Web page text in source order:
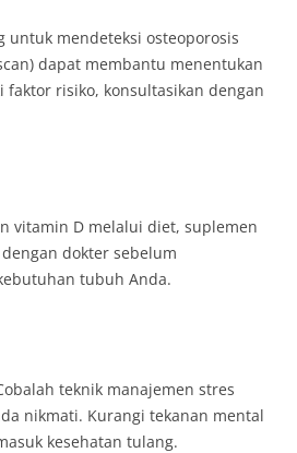
untuk mendeteksi osteoporosis
dapat membantu menentukan
faktor risiko, konsultasikan dengan
vitamin D melalui diet, suplemen
dokter sebelum
tubuh Anda.
teknik manajemen stres
nikmati. Kurangi tekanan mental
kesehatan tulang.